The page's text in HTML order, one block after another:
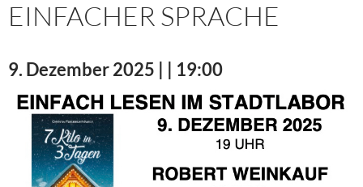
EINFACHER SPRACHE
9. Dezember 2025 | | 19:00